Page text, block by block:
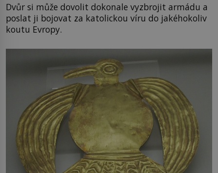
Dvůr si může dovolit dokonale vyzbrojit armádu a
poslat ji bojovat za katolickou víru do jakéhokoliv
koutu Evropy.